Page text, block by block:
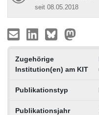
seit 08.05.2018
Zugehörige
Institution(en) am KIT
Publikationstyp
Publikationsjahr